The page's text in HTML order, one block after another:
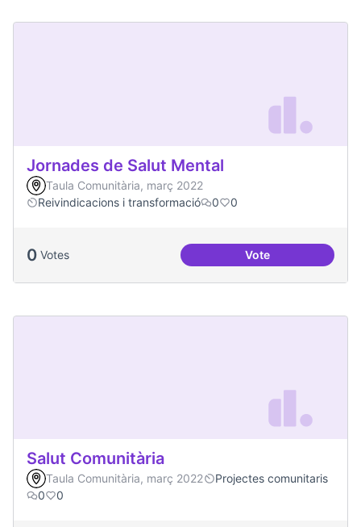
Jornades de Salut Mental
Taula Comunitària, març 2022
Reivindicacions i transformació
0 0
0 Votes VoteJornades de Salut
Salut Comunitària
Taula Comunitària, març 2022
Projectes comunitaris
0
0